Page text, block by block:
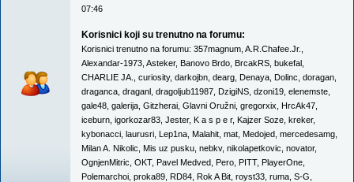
07:46
Korisnici koji su trenutno na forumu:
Korisnici trenutno na forumu: 357magnum A.R.Chafee.Jr.
Alexandar-1973 Asteker, Banovo Brdo BrcakRS bukefal
CHARLIE JA.
curiosity, darkojbn dearg Denaya Dolinc doragan
draganca draganl dragoljub11987 DzigiNS dzoni19 elenemste
gale48 galerija Gitzherai Glavni Oružni gregorxix HrcAk47
iceburn igorkozar83 Jester, K a s p e r, Kajzer Soze kreker,
kybonacci laurusri Lep1na Malahit mat Medojed mercedesamg
Milan A. Nikolic Mis uz pusku nebkv, nikolapetkovic novator,
OgnjenMitric OKT, Pavel Medved Pero PITT, PlayerOne
Polemarchoi proka89 RD84 Rok A Bit royst33 ruma S-G